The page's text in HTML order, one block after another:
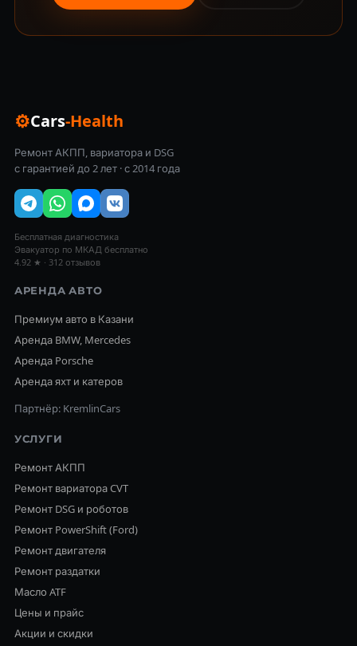
⚙Cars-Health
Ремонт АКПП, вариатора и DSG
с гарантией до 2 лет · с 2014 года
Бесплатная диагностика
Эвакуатор по МКАД бесплатно
4.92 ★ · 312 отзывов
АРЕНДА АВТО
Премиум авто в Казани
Аренда BMW, Mercedes
Аренда Porsche
Аренда яхт и катеров
Партнёр: KremlinCars
УСЛУГИ
Ремонт АКПП
Ремонт вариатора CVT
Ремонт DSG и роботов
Ремонт PowerShift (Ford)
Ремонт двигателя
Ремонт раздатки
Масло ATF
Цены и прайс
Акции и скидки